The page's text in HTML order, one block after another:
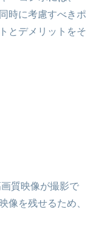
時に考慮すべきポ
とデメリットをそ
質映像が撮影で
像を残せるため、